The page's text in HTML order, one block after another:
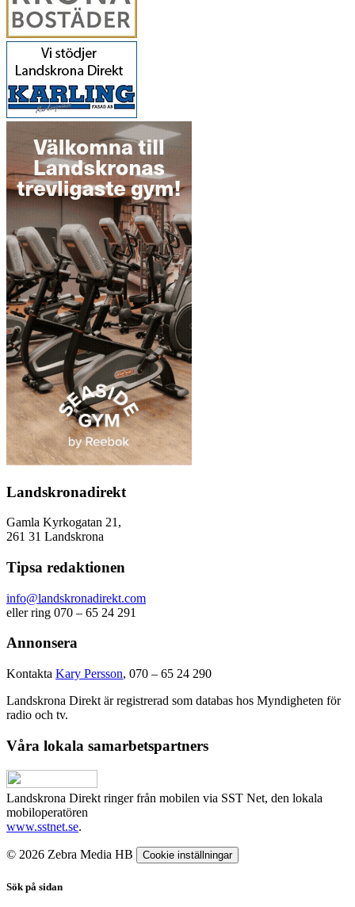
Landskronadirekt
Gamla Kyrkogatan 21,
261 31 Landskrona
Tipsa redaktionen
info@landskronadirekt.com
eller ring 070 – 65 24 291
Annonsera
Kontakta Kary Persson, 070 – 65 24 290
Landskrona Direkt är registrerad som databas hos Myndigheten för
radio och tv.
Våra lokala samarbetspartners
Landskrona Direkt ringer från mobilen via SST Net, den lokala
mobiloperatören
www.sstnet.se.
© 2026 Zebra Media HB Cookie inställningar
Sök på sidan